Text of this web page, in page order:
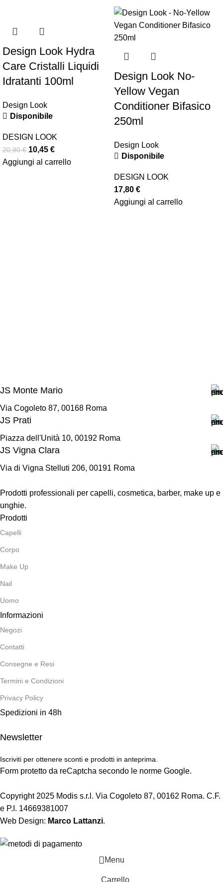
Design Look Hydra
Care Cristalli Liquidi
Idratanti 100ml
Design Look
Disponibile
DESIGN LOOK
20,90€ 10,45 €
Aggiungi al carrello
Design Look No-
Yellow Vegan
Conditioner Bifasico
250ml
Design Look
Disponibile
DESIGN LOOK
17,80 €
Aggiungi al carrello
JS Monte Mario
Via Cogoleto 87, 00168 Roma
JS Prati
Piazza dell'Unità 10, 00192 Roma
JS Vigna Clara
Via di Vigna Stelluti 206, 00191 Roma
Prodotti professionali per capelli, cosmetica, barber, make up e
unghie.
Prodotti
Capelli
Corpo
Make Up
Nail
Uomo
Informazioni
Negozi
Contatti
Consegne e Resi
Termini e Condizioni
Privacy Policy
Spedizioni in 48h
Newsletter
Iscriviti per ottenere sconti e prodotti in anteprima.
Form protetto da reCaptcha secondo le norme Google.
Copyright 2025 Modis s.r.l. Via Cogoleto 87, 00162 Roma. C.F.
e P.I. 14669381007
Web Design: Marco Lattanzi.
Menu
Carrello